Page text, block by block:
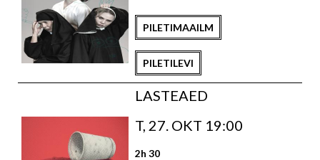
PILETIMAAILM
PILETILEVI
LASTEAED
T, 27. OKT 19:00
2h 30